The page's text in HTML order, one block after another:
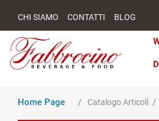
CHI SIAMO CONTATTI BLOG
Home Page Catalogo Articoli